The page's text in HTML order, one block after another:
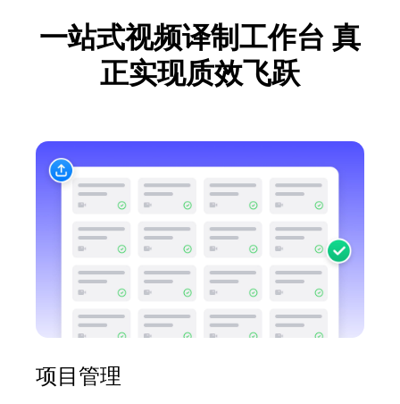
一站式视频译制工作台 真
正实现质效飞跃
项目管理